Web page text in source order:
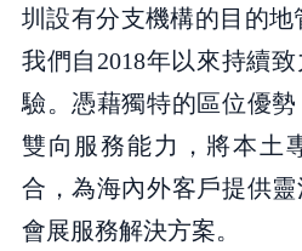
圳設有分支機構的目的地
我們自2018年以來持續
驗。憑藉獨特的區位優
雙向服務能力，將本土
合，為海內外客戶提供
會展服務解決方案。